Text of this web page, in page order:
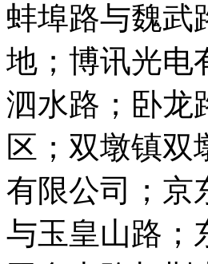
蚌埠路与魏武
地；博讯光电
泗水路；卧龙
区；双墩镇双
有限公司；京
与玉皇山路；